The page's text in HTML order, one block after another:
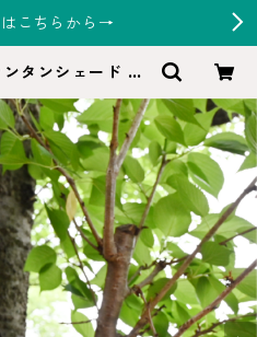
はこちらから→
タンシェード ス